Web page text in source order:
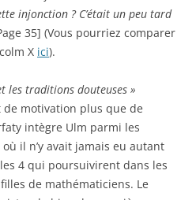
injonction ? C’était un peu tard
35] (Vous pourriez comparer
X ici).
les traditions douteuses »
motivation plus que de
intègre Ulm parmi les
il n’y avait jamais eu autant
4 qui poursuivirent dans les
de mathématiciens. Le